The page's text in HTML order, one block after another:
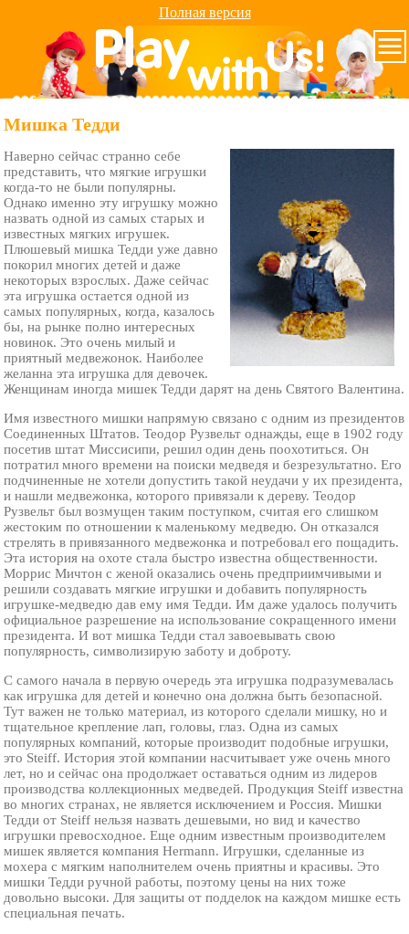
Полная версия
Мишка Тедди
Наверно сейчас странно себе
представить, что мягкие игрушки
когда-то не были популярны.
Однако именно эту игрушку можно
назвать одной из самых старых и
известных мягких игрушек.
Плюшевый мишка Тедди уже давно
покорил многих детей и даже
некоторых взрослых. Даже сейчас
эта игрушка остается одной из
самых популярных, когда, казалось
бы, на рынке полно интересных
новинок. Это очень милый и
приятный медвежонок. Наиболее
желанна эта игрушка для девочек.
Женщинам иногда мишек Тедди дарят на день Святого Валентина.
Имя известного мишки напрямую связано с одним из президентов
Соединенных Штатов. Теодор Рузвельт однажды, еще в 1902 году
посетив штат Миссисипи, решил один день поохотиться. Он
потратил много времени на поиски медведя и безрезультатно. Его
подчиненные не хотели допустить такой неудачи у их президента,
и нашли медвежонка, которого привязали к дереву. Теодор
Рузвельт был возмущен таким поступком, считая его слишком
жестоким по отношении к маленькому медведю. Он отказался
стрелять в привязанного медвежонка и потребовал его пощадить.
Эта история на охоте стала быстро известна общественности.
Моррис Мичтон с женой оказались очень предприимчивыми и
решили создавать мягкие игрушки и добавить популярность
игрушке-медведю дав ему имя Тедди. Им даже удалось получить
официальное разрешение на использование сокращенного имени
президента. И вот мишка Тедди стал завоевывать свою
популярность, символизирую заботу и доброту.
С самого начала в первую очередь эта игрушка подразумевалась
как игрушка для детей и конечно она должна быть безопасной.
Тут важен не только материал, из которого сделали мишку, но и
тщательное крепление лап, головы, глаз. Одна из самых
популярных компаний, которые производит подобные игрушки,
это Steiff. История этой компании насчитывает уже очень много
лет, но и сейчас она продолжает оставаться одним из лидеров
производства коллекционных медведей. Продукция Steiff известна
во многих странах, не является исключением и Россия. Мишки
Тедди от Steiff нельзя назвать дешевыми, но вид и качество
игрушки превосходное. Еще одним известным производителем
мишек является компания Hermann. Игрушки, сделанные из
мохера с мягким наполнителем очень приятны и красивы. Это
мишки Тедди ручной работы, поэтому цены на них тоже
довольно высоки. Для защиты от подделок на каждом мишке есть
специальная печать.